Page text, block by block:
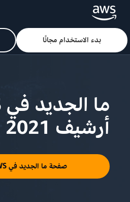
بدء الاستخدام مجانًا
أرشيف 2021
صفحة ما الجديد في AWS الرئيسية